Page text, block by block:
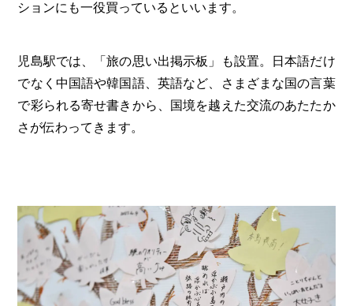
ションにも一役買っているといいます。
児島駅では、「旅の思い出掲示板」も設置。日本語だけ
でなく中国語や韓国語、英語など、さまざまな国の言葉
で彩られる寄せ書きから、国境を越えた交流のあたたか
さが伝わってきます。